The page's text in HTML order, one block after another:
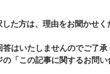
た方は、理由をお聞かせく
はいたしませんのでご了承
「この記事に関するお問い